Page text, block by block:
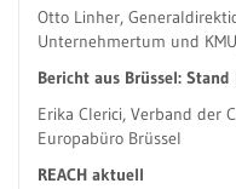
Otto Linher,
Unternehmertum und
Bericht aus Brüssel:
Erika Clerici, Verband der
Europabüro Brüssel
REACH aktuell